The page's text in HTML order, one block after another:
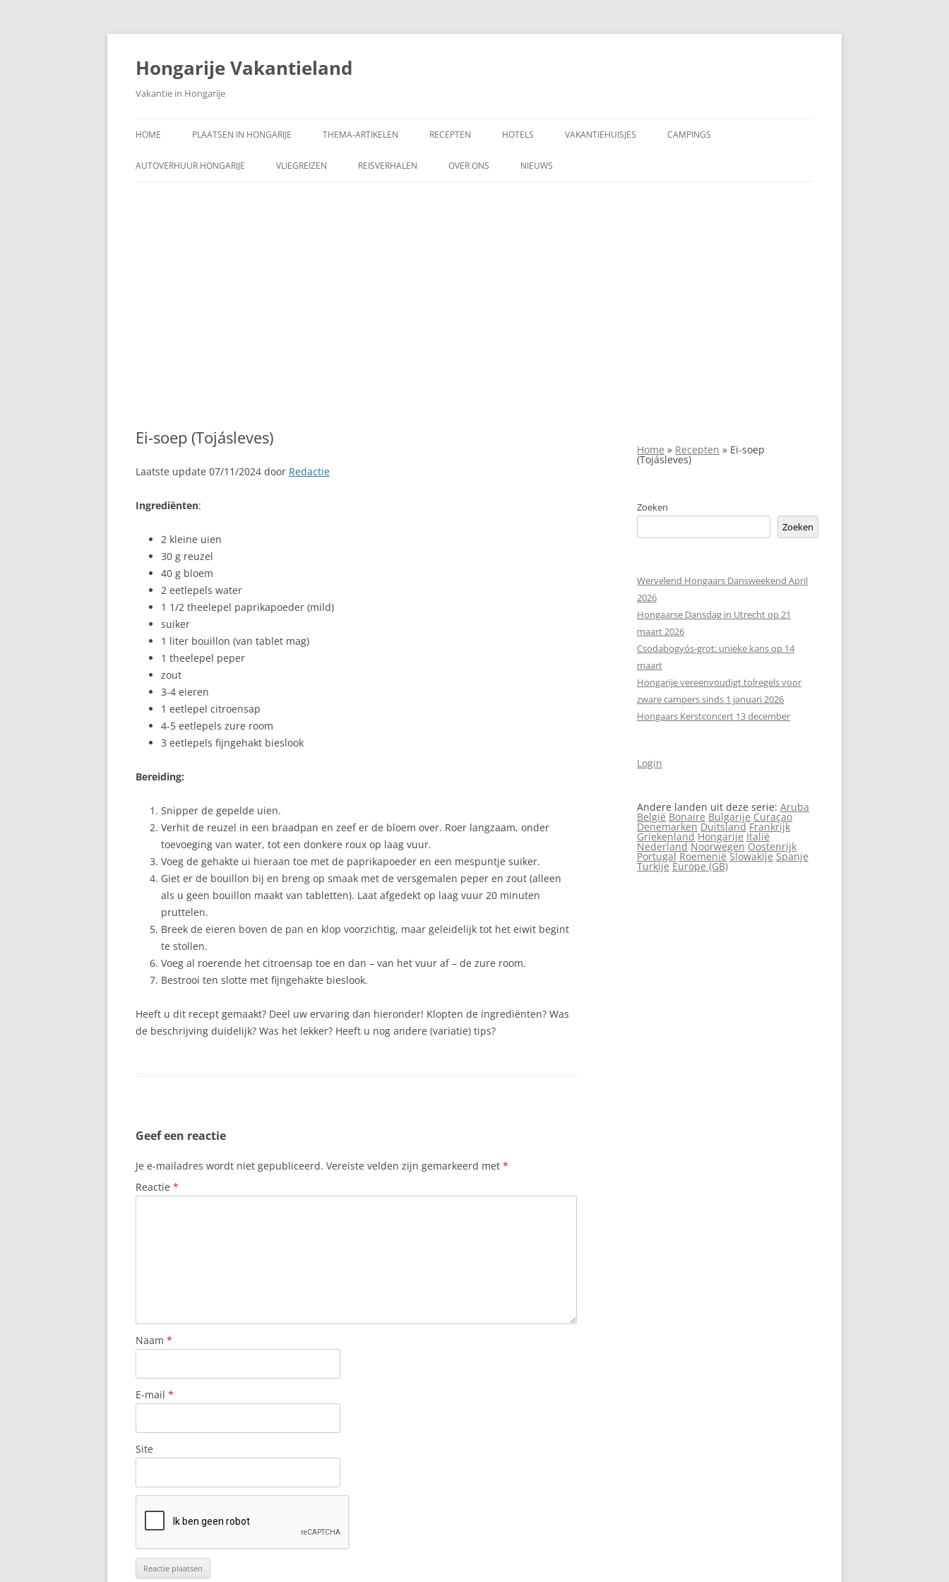
Ga
inhoud
Hongarije Vakantieland
Vakantie in Hongarije
HOME PLAATSEN IN HONGARIJE THEMA-ARTIKELEN RECEPTEN HOTELS VAKANTIEHUISJES CAMPINGS
AUTOVERHUUR HONGARIJE VLIEGREIZEN REISVERHALEN OVER ONS NIEUWS
Ei-soep (Tojásleves)
Laatste update 07/11/2024 door Redactie
Ingrediënten:
2 kleine uien
30 g reuzel
40 g bloem
2 eetlepels water
1 1/2 theelepel paprikapoeder (mild)
suiker
1 liter bouillon (van tablet mag)
1 theelepel peper
zout
3-4 eieren
1 eetlepel citroensap
4-5 eetlepels zure room
3 eetlepels fijngehakt bieslook
Bereiding:
Snipper de gepelde uien.
Verhit de reuzel in een braadpan en zeef er de bloem over. Roer langzaam, onder
toevoeging van water, tot een donkere roux op laag vuur.
Voeg de gehakte ui hieraan toe met de paprikapoeder en een mespuntje suiker.
Giet er de bouillon bij en breng op smaak met de versgemalen peper en zout (alleen
als u geen bouillon maakt van tabletten). Laat afgedekt op laag vuur 20 minuten
pruttelen.
Breek de eieren boven de pan en klop voorzichtig, maar geleidelijk tot het eiwit begint
te stollen.
Voeg al roerende het citroensap toe en dan – van het vuur af – de zure room.
Bestrooi ten slotte met fijngehakte bieslook.
Heeft u dit recept gemaakt? Deel uw ervaring dan hieronder! Klopten de ingrediënten? Was
de beschrijving duidelijk? Was het lekker? Heeft u nog andere (variatie) tips?
Geef een reactie
Je e-mailadres wordt niet gepubliceerd. Vereiste velden zijn gemarkeerd met *
Reactie *
Naam *
E-mail *
Site
Home » Recepten » Ei-soep
(Tojásleves)
Zoeken
Zoeken
Wervelend Hongaars Dansweekend April
2026
Hongaarse Dansdag in Utrecht op 21
maart 2026
Csodabogyós‑grot: unieke kans op 14
maart
Hongarije vereenvoudigt tolregels voor
zware campers sinds 1 januari 2026
Hongaars Kerstconcert 13 december
Login
Andere landen uit deze serie: Aruba
België Bonaire Bulgarije Curaçao
Denemarken Duitsland Frankrijk
Griekenland Hongarije Italië
Nederland Noorwegen Oostenrijk
Portugal Roemenië Slowakije Spanje
Turkije Europe (GB)